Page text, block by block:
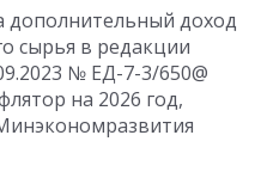
дополнительный доход
сырья в редакции
№ ЕД-7-3/650@
на 2026 год,